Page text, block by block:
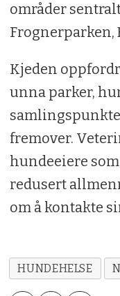
områder
Frognerparken,
Kjeden
unna parker,
fremover.
hundeeiere
redusert
om å kontakte
HUNDEHELSE